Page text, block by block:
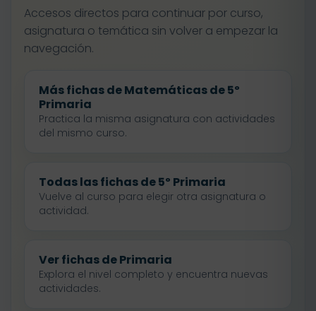
Accesos directos para continuar por curso,
asignatura o temática sin volver a empezar la
navegación.
Más fichas de Matemáticas de 5º
Primaria
Practica la misma asignatura con actividades
del mismo curso.
Todas las fichas de 5º Primaria
Vuelve al curso para elegir otra asignatura o
actividad.
Ver fichas de Primaria
Explora el nivel completo y encuentra nuevas
actividades.